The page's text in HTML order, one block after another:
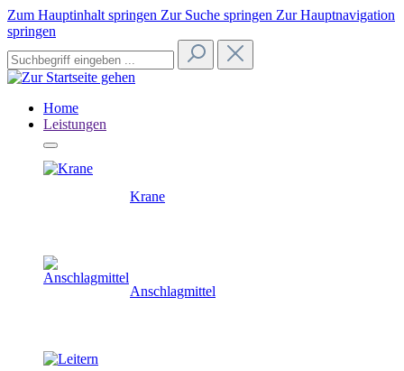
Zum Hauptinhalt springen Zur Suche springen Zur Hauptnavigation
springen
Home
Leistungen
Krane
Anschlagmittel